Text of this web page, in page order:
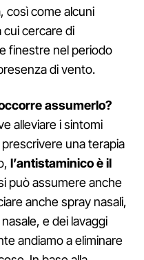
così come alcuni
cui cercare di
finestre nel periodo
di vento.
assumerlo?
alleviare i sintomi
prescrivere una terapia
l’antistaminico è il
può assumere anche
anche spray nasali,
e dei lavaggi
andiamo a eliminare